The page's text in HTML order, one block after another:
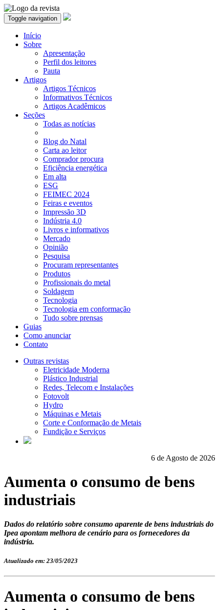
Toggle navigation
Início
Sobre
Apresentação
Perfil dos leitores
Pauta
Artigos
Artigos Técnicos
Informativos Técnicos
Artigos Acadêmicos
Seções
Todas as notícias
Blog do Natal
Carta ao leitor
Comprador procura
Eficiência energética
Em alta
ESG
FEIMEC 2024
Feiras e eventos
Impressão 3D
Indústria 4.0
Livros e informativos
Mercado
Opinião
Pesquisa
Procuram representantes
Produtos
Profissionais do metal
Soldagem
Tecnologia
Tecnologia em conformação
Tudo sobre prensas
Guias
Como anunciar
Contato
Outras revistas
Eletricidade Moderna
Plástico Industrial
Redes, Telecom e Instalações
Fotovolt
Hydro
Máquinas e Metais
Corte e Conformação de Metais
Fundição e Serviços
6 de Agosto de 2026
Aumenta o consumo de bens
industriais
Dados do relatório sobre consumo aparente de bens industriais do
Ipea apontam melhora de cenário para os fornecedores da
indústria.
Atualizado em: 23/05/2023
Aumenta o consumo de bens